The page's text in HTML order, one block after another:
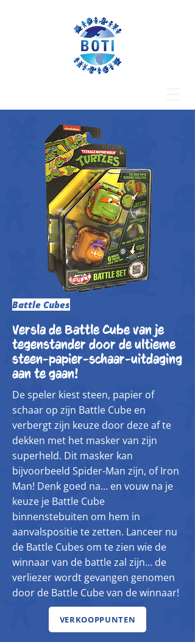
Battle Cubes
Versla de Battle Cube van je
tegenstander door de ultieme
steen-papier-schaar-uitdaging
aan te gaan!
De speler kiest steen, papier of
schaar op zijn Battle Cube en
verbergt zijn keuze door deze af te
dekken met het masker van zijn
superheld. Dit masker kan
bijvoorbeeld Spider-Man zijn, of Iron
Man! Denk goed na… en vouw na je
keuze je Battle Cube
binnenstebuiten om hem in
aanvalspositie te zetten. Lanceer nu
de Battle Cubes om te zien wie de
winnaar van de battle zal zijn… de
verliezer wordt gevangen genomen
door de Battle Cube van de winnaar!
VERKOOPPUNTEN